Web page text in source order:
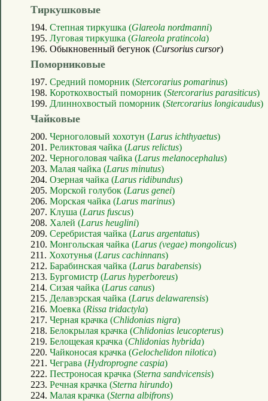
Тиркушковые
194. Степная тиркушка (Glareola nordmanni)
195. Луговая тиркушка (Glareola pratincola)
196. Обыкновенный бегунок (Cursorius cursor)
Поморниковые
197. Средний поморник (Stercorarius pomarinus)
198. Короткохвостый поморник (Stercorarius parasiticus)
199. Длиннохвостый поморник (Stercorarius longicaudus)
Чайковые
200. Черноголовый хохотун (Larus ichthyaetus)
201. Реликтовая чайка (Larus relictus)
202. Черноголовая чайка (Larus melanocephalus)
203. Малая чайка (Larus minutus)
204. Озерная чайка (Larus ridibundus)
205. Морской голубок (Larus genei)
206. Морская чайка (Larus marinus)
207. Клуша (Larus fuscus)
208. Халей (Larus heuglini)
209. Серебристая чайка (Larus argentatus)
210. Монгольская чайка (Larus (vegae) mongolicus)
211. Хохотунья (Larus cachinnans)
212. Барабинская чайка (Larus barabensis)
213. Бургомистр (Larus hyperboreus)
214. Сизая чайка (Larus canus)
215. Делавэрская чайка (Larus delawarensis)
216. Моевка (Rissa tridactyla)
217. Черная крачка (Chlidonias nigra)
218. Белокрылая крачка (Chlidonias leucopterus)
219. Белощекая крачка (Chlidonias hybrida)
220. Чайконосая крачка (Gelochelidon nilotica)
221. Чеграва (Hydroprogne caspia)
222. Пестроносая крачка (Sterna sandvicensis)
223. Речная крачка (Sterna hirundo)
224. Малая крачка (Sterna albifrons)